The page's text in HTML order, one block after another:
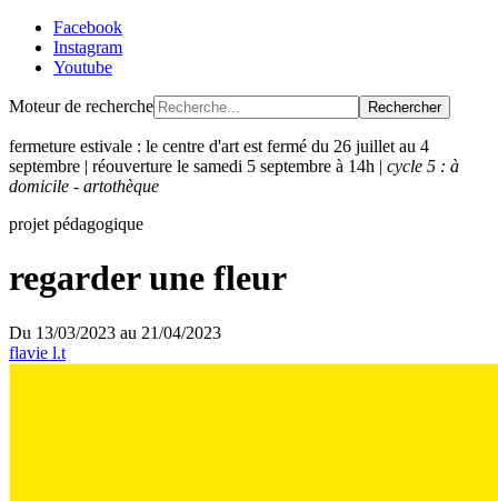
Facebook
Instagram
Youtube
Moteur de recherche Rechercher
fermeture estivale : le centre d'art est fermé du 26 juillet au 4
septembre | réouverture le samedi 5 septembre à 14h | cycle 5 : à
domicile - artothèque
projet pédagogique
regarder une fleur
Du 13/03/2023 au 21/04/2023
flavie l.t